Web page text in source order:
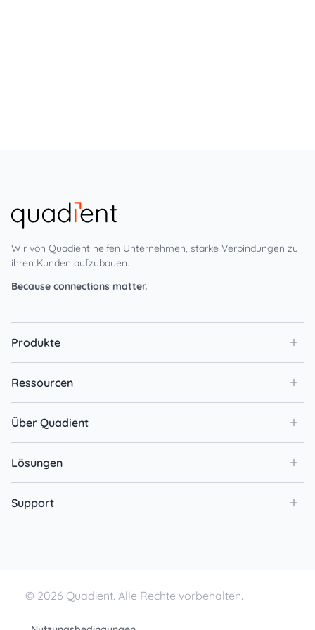
Wir von Quadient helfen Unternehmen, starke Verbindungen zu
ihren Kunden aufzubauen.
Because connections matter.
Produkte
Ressourcen
Über Quadient
Lösungen
Support
© 2026 Quadient. Alle Rechte vorbehalten.